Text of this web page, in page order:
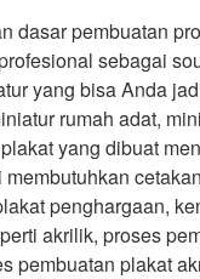
dasar pembuatan
sebagai
yang bisa Anda
rumah adat,
yang dibuat
penghargaan,
akrilik, proses
pembuatan plakat